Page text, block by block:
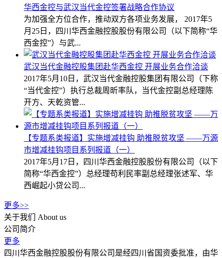
华西金控与武汉当代金控签署战略合作协议
为加强全方位合作，推动双方各项业务发展， 2017年5
月25日，四川华西金融控股股份有限公司（以下简称“华
西金控”）与武...
武汉当代金融控股集团赴华西金控 开展业务合作洽谈
2017年5月10日，武汉当代金融控股集团有限公司（下称
“当代金控”）执行总裁周昕率队，当代金控副总经理陈
开方、天乾资管...
【专题系类报道】实施增减挂钩 助推脱贫攻坚 ——万源
市增减挂钩项目系列报道（一）
2017年5月17日，四川华西金融控股股份有限公司（以下
简称“华西金控”）总经理苟利民率副总经理张述军、华
西崛起小贷公司...
更多>>
关于我们
About us
公司简介
更多
四川华西金融控股股份有限公司是经四川省国资委批准，由华